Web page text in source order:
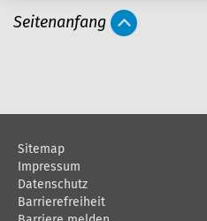
t
e
a
k
Seitenanfang
Sitemap
Impressum
Datenschutz
Barrierefreiheit